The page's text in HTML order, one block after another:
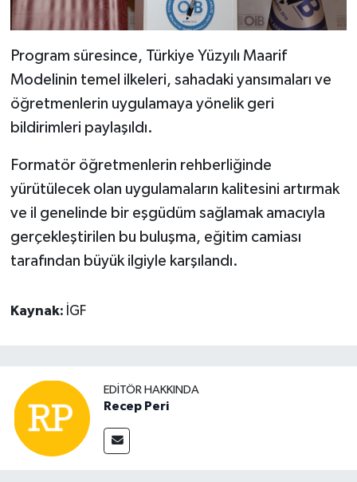
Program süresince, Türkiye Yüzyılı Maarif
Modelinin temel ilkeleri, sahadaki yansımaları ve
öğretmenlerin uygulamaya yönelik geri
bildirimleri paylaşıldı.
Formatör öğretmenlerin rehberliğinde
yürütülecek olan uygulamaların kalitesini artırmak
ve il genelinde bir eşgüdüm sağlamak amacıyla
gerçekleştirilen bu buluşma, eğitim camiası
tarafından büyük ilgiyle karşılandı.
Kaynak: İGF
EDITÖR HAKKINDA
Recep Peri